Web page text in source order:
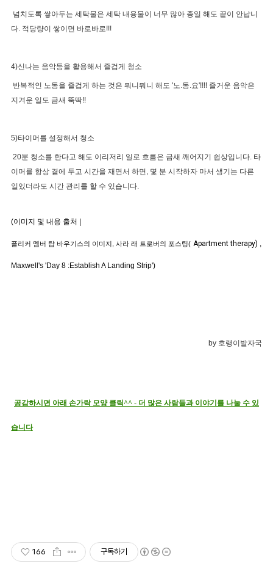
넘치도록 쌓아두는 세탁물은 세탁 내용물이 너무 많아 종일 해도 끝이 안납니
다. 적당량이 쌓이면 바로바로!!!
4)신나는 음악등을 활용해서 즐겁게 청소
반복적인 노동을 즐겁게 하는 것은 뭐니뭐니 해도 '노.동.요'!!!! 즐거운 음악은
지겨운 일도 금새 뚝딱!!
5)타이머를 설정해서 청소
20분 청소를 한다고 해도 이리저리 일로 흐름은 금새 깨어지기 쉽상입니다. 타
이머를 항상 곁에 두고 시간을 재면서 하면, 몇 분 시작하자 마서 생기는 다른
일있더라도 시간 관리를 할 수 있습니다.
(이미지 및 내용 출처 |
플리커 멤버 탐 바우기스의 이미지, 사라 래 트로버의 포스팅( Apartment therapy) ,
Maxwell's 'Day 8 :Establish A Landing Strip')
by 호랭이발자국
공감하시면 아래 손가락 모양 클릭^^ - 더 많은 사람들과 이야기를 나눌 수 있
습니다
166 구독하기